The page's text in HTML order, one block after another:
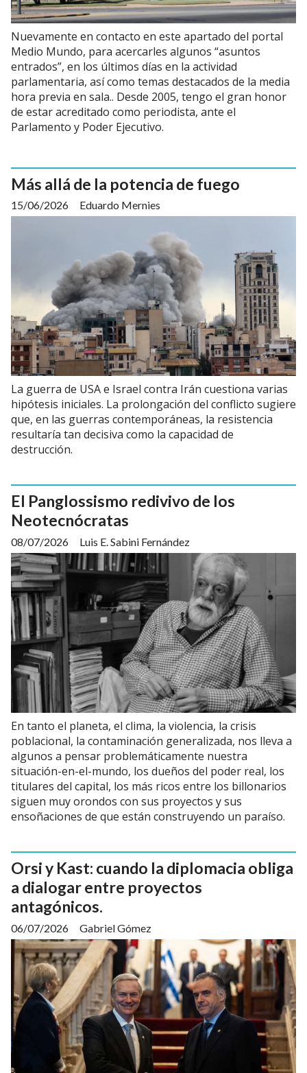
Nuevamente en contacto en este apartado del portal
Medio Mundo, para acercarles algunos “asuntos
entrados”, en los últimos días en la actividad
parlamentaria, así como temas destacados de la media
hora previa en sala.. Desde 2005, tengo el gran honor
de estar acreditado como periodista, ante el
Parlamento y Poder Ejecutivo.
Más allá de la potencia de fuego
Eduardo Mernies
15/06/2026
La guerra de USA e Israel contra Irán cuestiona varias
hipótesis iniciales. La prolongación del conflicto sugiere
que, en las guerras contemporáneas, la resistencia
resultaría tan decisiva como la capacidad de
destrucción.
El Panglossismo redivivo de los
Neotecnócratas
Luis E. Sabini Fernández
08/07/2026
En tanto el planeta, el clima, la violencia, la crisis
poblacional, la contaminación generalizada, nos lleva a
algunos a pensar problemáticamente nuestra
situación-en-el-mundo, los dueños del poder real, los
titulares del capital, los más ricos entre los billonarios
siguen muy orondos con sus proyectos y sus
ensoñaciones de que están construyendo un paraíso.
Orsi y Kast: cuando la diplomacia obliga
a dialogar entre proyectos
antagónicos.
Gabriel Gómez
06/07/2026